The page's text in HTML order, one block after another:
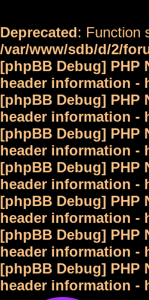
Deprecated: Function
/var/www/sdb/d/2/
[phpBB Debug] PHP
header information -
[phpBB Debug] PHP
header information -
[phpBB Debug] PHP
header information -
[phpBB Debug] PHP
header information -
[phpBB Debug] PHP
header information -
[phpBB Debug] PHP
header information -
[phpBB Debug] PHP
header information -